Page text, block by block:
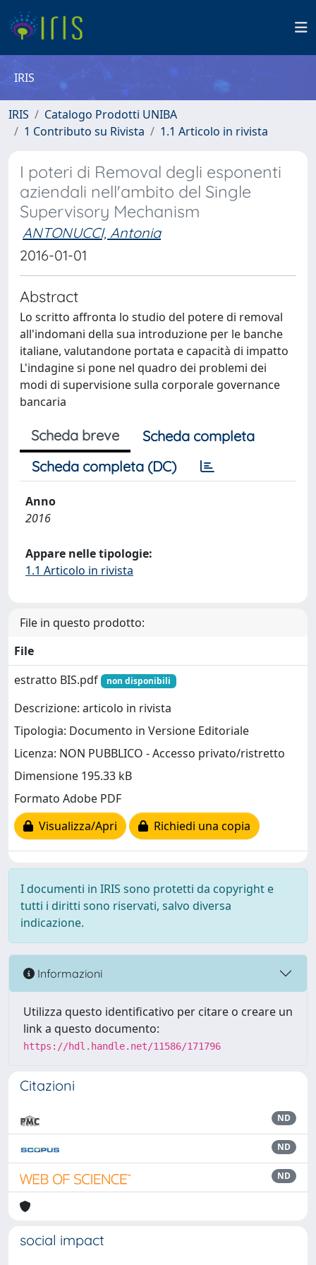
IRIS
IRIS
Catalogo Prodotti UNIBA
1 Contributo su Rivista
1.1 Articolo in rivista
I poteri di Removal degli esponenti
aziendali nell'ambito del Single
Supervisory Mechanism
ANTONUCCI, Antonia
2016-01-01
Abstract
Lo scritto affronta lo studio del potere di removal
all'indomani della sua introduzione per le banche
italiane, valutandone portata e capacità di impatto
L'indagine si pone nel quadro dei problemi dei
modi di supervisione sulla corporale governance
bancaria
Scheda breve
Scheda completa
Scheda completa (DC)
Anno
2016
Appare nelle tipologie:
1.1 Articolo in rivista
File in questo prodotto:
File
estratto BIS.pdf
non disponibili
Descrizione: articolo in rivista
Tipologia: Documento in Versione Editoriale
Licenza: NON PUBBLICO - Accesso privato/ristretto
Dimensione 195.33 kB
Formato Adobe PDF
Visualizza/Apri
Richiedi una copia
I documenti in IRIS sono protetti da copyright e
tutti i diritti sono riservati, salvo diversa
indicazione.
Informazioni
Utilizza questo identificativo per citare o creare un
link a questo documento:
https://hdl.handle.net/11586/171796
Citazioni
ND
ND
ND
social impact